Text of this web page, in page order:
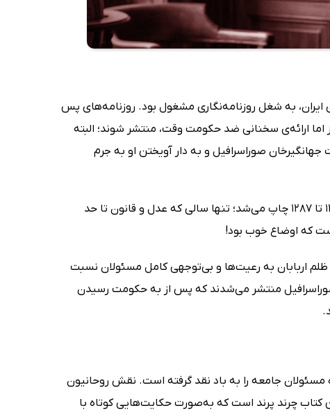
به شغل روزنامه‌نگاری مشغول بود. روزنامه‌های پس
اما ارائه‌ی سخنانی ضد حکومت وقت، منتشر شوند؛ البته
صوراسرافیل و به دار آویختن او به جرم
کتاب چرند پرند علی‌اکبر دهخدا که متن کامل کلیه مقالات اوست، در سال 1286 تا 1287 چاپ می‌شد؛ تنها سالی که عدل و قانون تا حد
که اوضاع خوب بود!
ظلم اربابان به رعیت‌ها و بی‌توجهی کامل مسئولان نسبت
صوراسرافیل منتشر می‌شدند که پس از به حکومت رسیدن
مسئولان جامعه را به باد نقد گرفته است. نقش روحانیون
چرند پرند است که به‌صورت حکایت‌هایی کوتاه با